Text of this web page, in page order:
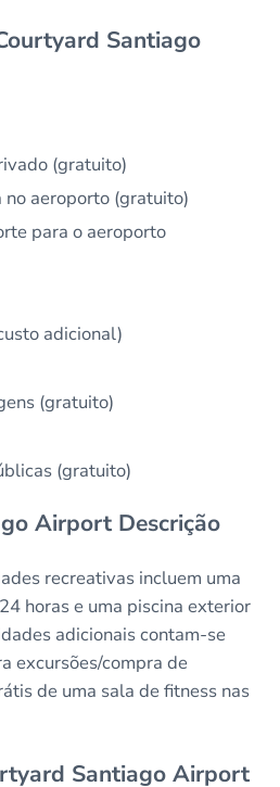
Santiago
(gratuito)
no aeroporto (gratuito)
para o aeroporto
adicional)
(gratuito)
(gratuito)
Airport Descrição
recreativas incluem uma
horas e uma piscina exterior
adicionais contam-se
excursões/compra de
de uma sala de fitness nas
Santiago Airport